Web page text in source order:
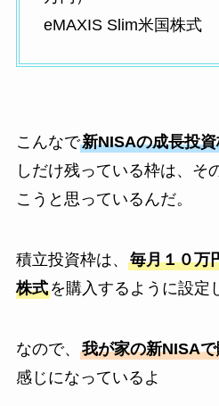
eMAXIS Slim米国株式
こんなで新NISAの成長投
しだけ残っている枠は、そ
こうと思っているんだ。
積立投資枠は、 毎月１０万
株式を購入するように設定
なので、 我が家の新NISA
感じになっているよ